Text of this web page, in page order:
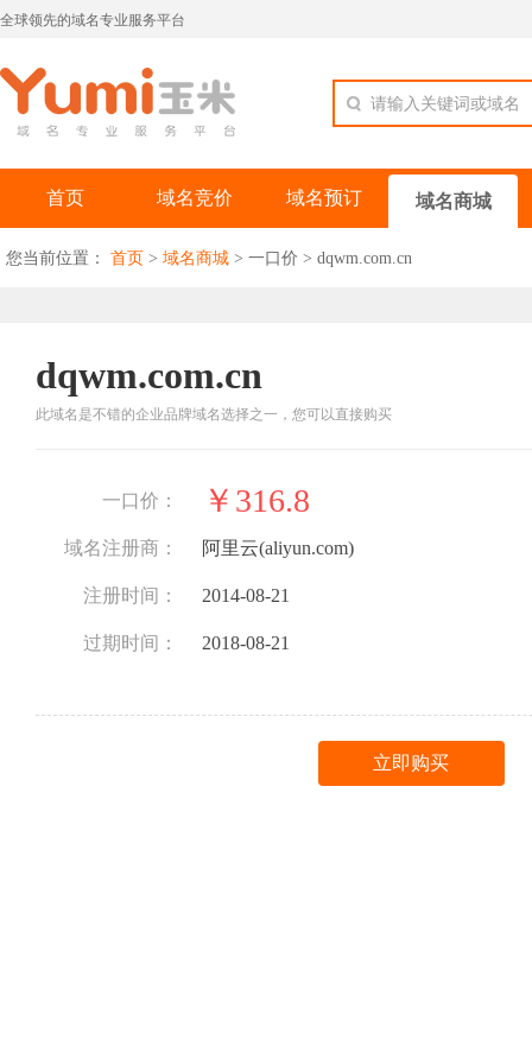
全球领先的域名专业服务平台
请输入关键词或域名
首页 域名竞价 域名预订 域名商城
您当前位置： 首页 > 域名商城 > 一口价 > dqwm.com.cn
dqwm.com.cn
此域名是不错的企业品牌域名选择之一，您可以直接购买
一口价： ￥316.8
域名注册商： 阿里云(aliyun.com)
注册时间： 2014-08-21
过期时间： 2018-08-21